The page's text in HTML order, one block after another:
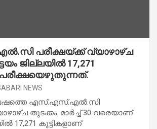
പരീക്ഷയ്ക്ക് വ്യാഴാഴ്ച
ജില്ലയില്‍ 17,271
പരീക്ഷയെഴുതുന്നത്.
NEWS
എസ്.എസ്.എല്‍.സി
തുടക്കം. മാര്‍ച്ച് 30 വരെയാണ്
17,271 കുട്ടികളാണ്